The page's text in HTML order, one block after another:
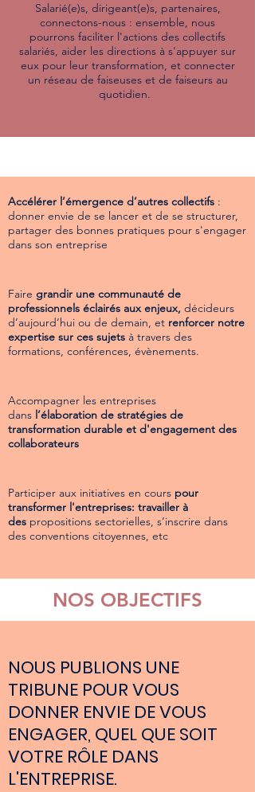
Salarié(e)s, dirigeant(e)s, partenaires,
connectons-nous : ensemble, nous
pourrons faciliter l'actions des collectifs
salariés, aider les directions à s'appuyer sur
eux pour leur transformation, et connecter
un réseau de faiseuses et de faiseurs au
quotidien.
Accélérer l’émergence d’autres collectifs :
donner envie de se lancer et de se structurer,
partager des bonnes pratiques pour s'engager
dans son entreprise
Faire grandir une communauté de
professionnels éclairés aux enjeux, décideurs
d’aujourd’hui ou de demain, et renforcer notre
expertise sur ces sujets à travers des
formations, conférences, évènements.
Accompagner les entreprises
dans l’élaboration de stratégies de
transformation durable et d'engagement des
collaborateurs
Participer aux initiatives en cours pour
transformer l'entreprises: travailler à
des propositions sectorielles, s’inscrire dans
des conventions citoyennes, etc
NOS OBJECTIFS
NOUS PUBLIONS UNE
TRIBUNE POUR VOUS
DONNER ENVIE DE VOUS
ENGAGER, QUEL QUE SOIT
VOTRE RÔLE DANS
L'ENTREPRISE.